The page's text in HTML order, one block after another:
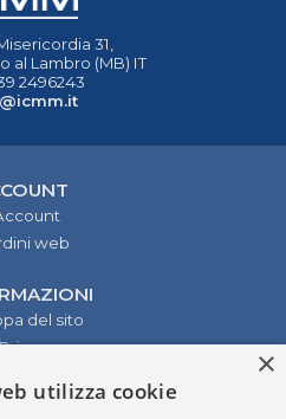
31,
al Lambro (MB) IT
2496243
web
del sito
×
utilizza cookie